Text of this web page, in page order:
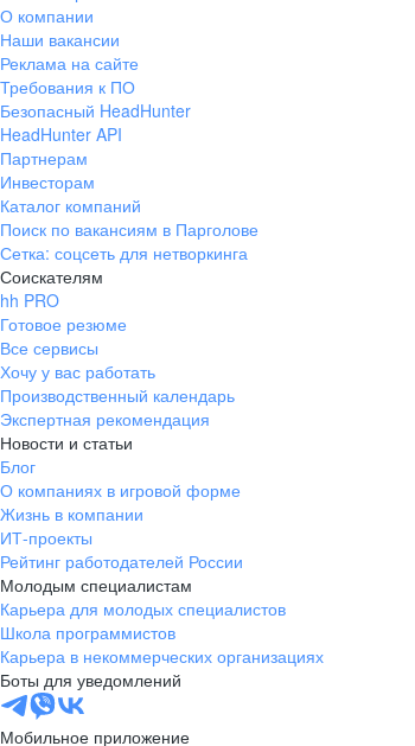
О компании
Наши вакансии
Реклама на сайте
Требования к ПО
Безопасный HeadHunter
HeadHunter API
Партнерам
Инвесторам
Каталог компаний
Поиск по вакансиям в Парголове
Сетка: соцсеть для нетворкинга
Соискателям
hh PRO
Готовое резюме
Все сервисы
Хочу у вас работать
Производственный календарь
Экспертная рекомендация
Новости и статьи
Блог
О компаниях в игровой форме
Жизнь в компании
ИТ-проекты
Рейтинг работодателей России
Молодым специалистам
Карьера для молодых специалистов
Школа программистов
Карьера в некоммерческих организациях
Боты для уведомлений
Мобильное приложение